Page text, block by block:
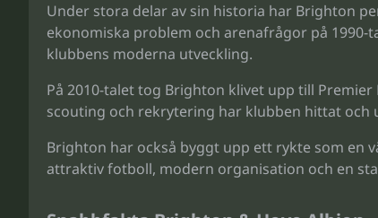
Under stora delar av sin historia har Brighton
ekonomiska problem och arenafrågor på
klubbens moderna utveckling.
På 2010-talet tog Brighton klivet upp till
scouting och rekrytering har klubben hittat och
Brighton har också byggt upp ett rykte som en
attraktiv fotboll, modern organisation och en